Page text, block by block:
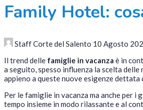
Family Hotel:
Staff Corte del Salento 10 Agosto
Il trend delle famiglie in vacanza è in
a seguito, spesso influenza la scelta
appieno a queste nuove esigenze dettata
Per le famiglie in vacanza ma anche per
tempo insieme in modo rilassante e al